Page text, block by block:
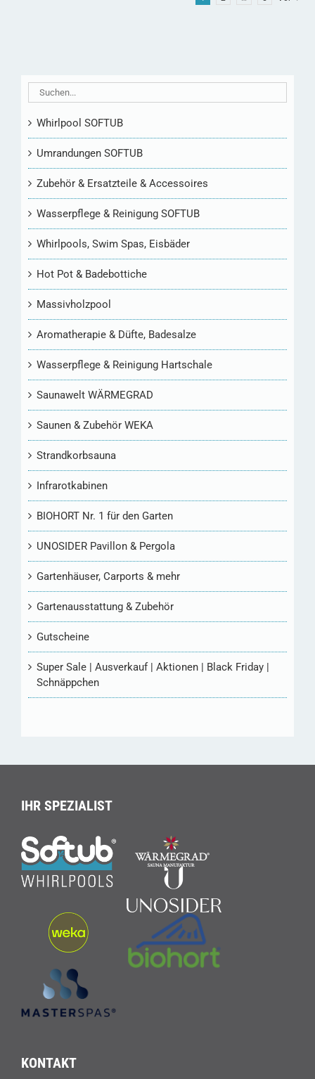
Whirlpool SOFTUB
Umrandungen SOFTUB
Zubehör & Ersatzteile & Accessoires
Wasserpflege & Reinigung SOFTUB
Whirlpools, Swim Spas, Eisbäder
Hot Pot & Badebottiche
Massivholzpool
Aromatherapie & Düfte, Badesalze
Wasserpflege & Reinigung Hartschale
Saunawelt WÄRMEGRAD
Saunen & Zubehör WEKA
Strandkorbsauna
Infrarotkabinen
BIOHORT Nr. 1 für den Garten
UNOSIDER Pavillon & Pergola
Gartenhäuser, Carports & mehr
Gartenausstattung & Zubehör
Gutscheine
Super Sale | Ausverkauf | Aktionen | Black Friday |
Schnäppchen
IHR SPEZIALIST
KONTAKT